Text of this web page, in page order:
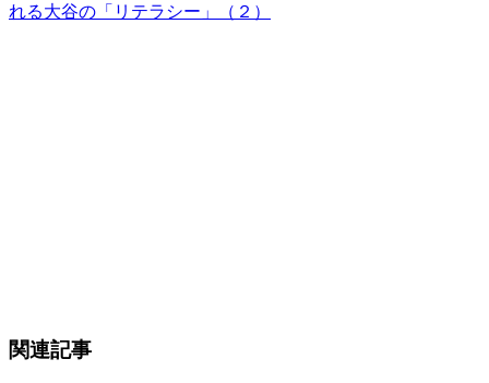
れる大谷の「リテラシー」（２）
関連記事